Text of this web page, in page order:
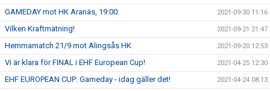
GAMEDAY mot HK Aranäs, 19:00. 2021-09-30 11:16
Vilken Kraftmätning! 2021-09-21 21:47
Hemmamatch 21/9 mot Alingsås HK 2021-09-20 12:53
Vi är klara för FINAL i EHF European Cup! 2021-04-25 12:30
EHF EUROPEAN CUP: Gameday - idag gäller det! 2021-04-24 08:13